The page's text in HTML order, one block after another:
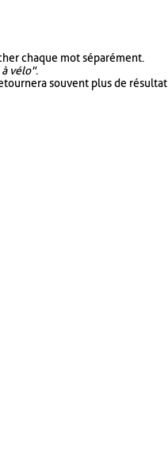
chaque mot séparément.
à vélo".
souvent plus de résultat